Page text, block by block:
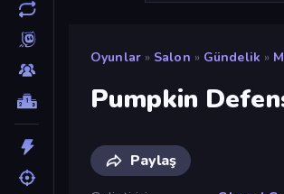
Oyunlar » Salon » Gündelik »
Pumpkin
Paylaş